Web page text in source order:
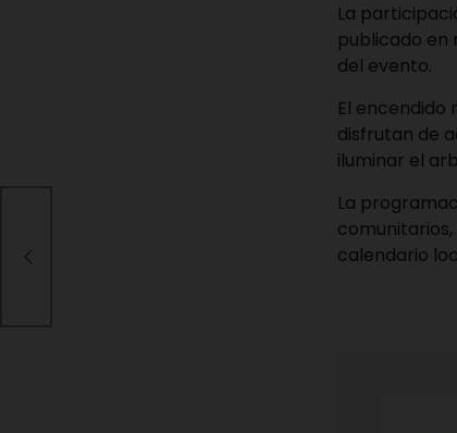
La
publicado en
del evento.
El encendido
disfrutan de
iluminar el
La
calendario